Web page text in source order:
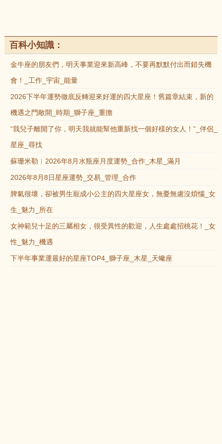
百科小知識：
金牛座的朋友們，明天事業迎來新高峰，不要再默默付出而錯失機
會！_工作_宇宙_能量
2026下半年運勢徹底反轉迎來好運的四大星座！舊篇章結束，新的
機遇之門敞開_時期_獅子座_重擔
“我兒子離開了你，明天我就能幫他重新找一個好樣的女人！”_伴侶_
星座_尋找
蘇珊米勒︱2026年8月水瓶座月度運勢_合作_木星_滿月
2026年8月8日星座運勢_交易_管理_合作
脾氣很壞，卻被男生寵成小公主的四大星座女，無憂無慮沒煩惱_女
生_魅力_所在
女神範兒十足的三屬相女，很受異性的歡迎，人生處處招桃花！_女
性_魅力_機遇
下半年事業運最好的星座TOP4_獅子座_木星_天蠍座